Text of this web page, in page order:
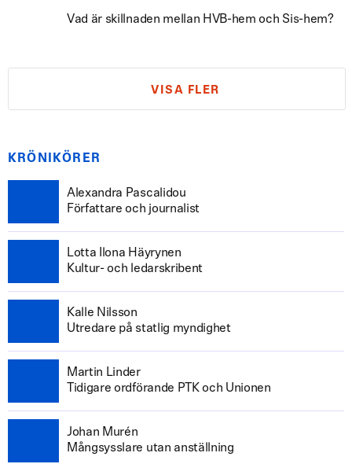
Vad är skillnaden mellan HVB-hem och Sis-hem?
VISA FLER
KRÖNIKÖRER
Alexandra Pascalidou
Författare och journalist
Lotta Ilona Häyrynen
Kultur- och ledarskribent
Kalle Nilsson
Utredare på statlig myndighet
Martin Linder
Tidigare ordförande PTK och Unionen
Johan Murén
Mångsysslare utan anställning